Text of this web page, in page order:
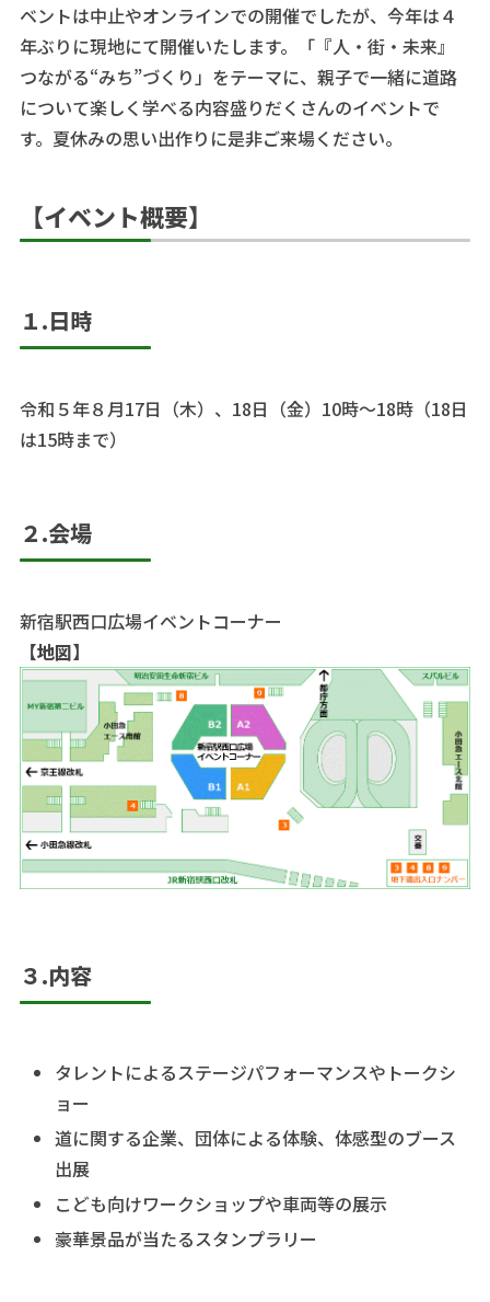
ベントは中止やオンラインでの開催でしたが、今年は４
年ぶりに現地にて開催いたします。「『人・街・未来』
つながる“みち”づくり」をテーマに、親子で一緒に道路
について楽しく学べる内容盛りだくさんのイベントで
す。夏休みの思い出作りに是非ご来場ください。
【イベント概要】
１.日時
令和５年８月17日（木）、18日（金）10時～18時（18日
は15時まで）
２.会場
新宿駅西口広場イベントコーナー
【地図】
３.内容
タレントによるステージパフォーマンスやトークシ
ョー
道に関する企業、団体による体験、体感型のブース
出展
こども向けワークショップや車両等の展示
豪華景品が当たるスタンプラリー